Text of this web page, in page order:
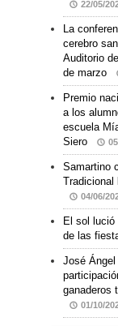
22/05/
La
cerebro
Auditorio
de marzo
Premio
a los
escuela
Siero
Samartino
04/06/
El sol lució
de las
José
ganaderos
01/10/